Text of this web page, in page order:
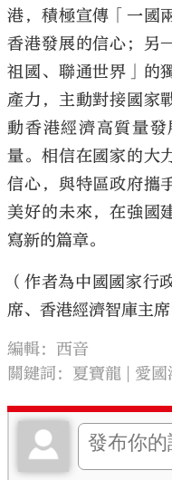
港，積極宣傳「一國
香港發展的信心；另
祖國、聯通世界」的
產力，主動對接國家
動香港經濟高質量
量。相信在國家的大
信心，與特區政府攜
美好的未來，在強國
寫新的篇章。
（作者為中國國家行
席、香港經濟智庫主席
編輯：西音
關鍵詞： 夏寶龍 愛國